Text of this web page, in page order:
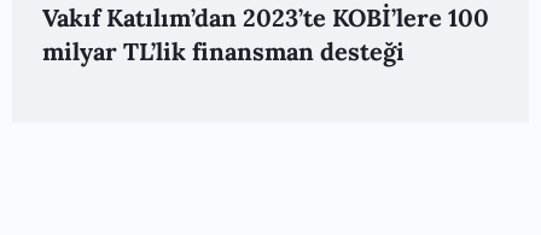
Vakıf Katılım’dan 2023’te KOBİ’lere 100
milyar TL’lik finansman desteği